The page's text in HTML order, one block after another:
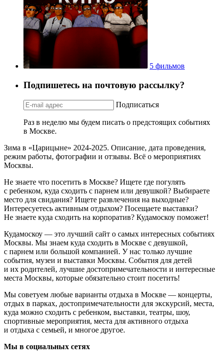
5 фильмов
Подпишетесь на почтовую рассылку?
Подписаться
Раз в неделю мы будем писать о предстоящих событиях
в Москве.
Зима в «Царицыне» 2024-2025. Описание, дата проведения,
режим работы, фотографии и отзывы. Всё о мероприятиях
Москвы.
Не знаете что посетить в Москве? Ищете где погулять
с ребенком, куда сходить с парнем или девушкой? Выбираете
место для свидания? Ищете развлечения на выходные?
Интересуетесь активным отдыхом? Посещаете выставки?
Не знаете куда сходить на корпоратив? Кудамоскоу поможет!
Кудамоскоу — это лучший сайт о самых интересных событиях
Москвы. Мы знаем куда сходить в Москве с девушкой,
с парнем или большой компанией. У нас только лучшие
события, музеи и выставки Москвы. События для детей
и их родителей, лучшие достопримечательности и интересные
места Москвы, которые обязательно стоит посетить!
Мы советуем любые варианты отдыха в Москве — концерты,
отдых в парках, достопримечательности для экскурсий, места,
куда можно сходить с ребенком, выставки, театры, шоу,
спортивные мероприятия, места для активного отдыха
и отдыха с семьей, и многое другое.
Мы в социальных сетях